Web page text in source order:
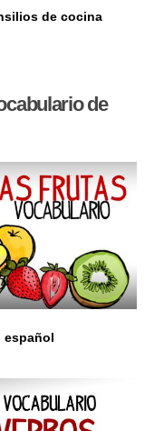
de cocina
de
español